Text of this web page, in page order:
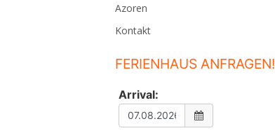
Azoren
Kontakt
FERIENHAUS ANFRAGEN!
Arrival: